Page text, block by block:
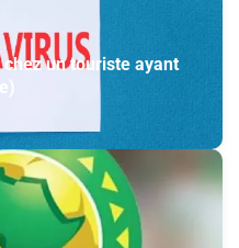
un touriste ayant